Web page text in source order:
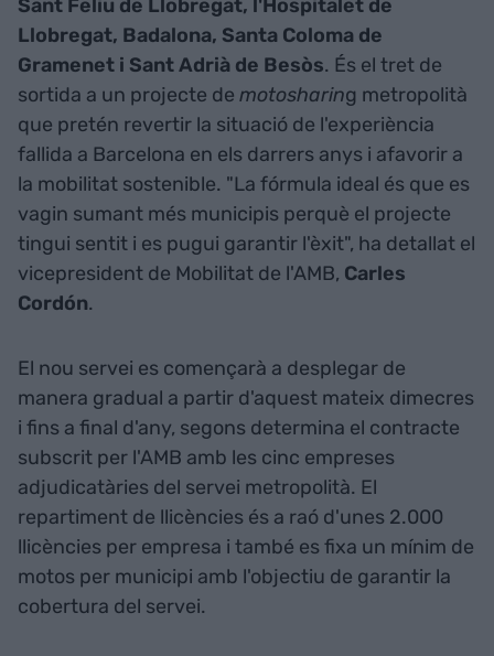
Sant Feliu de Llobregat, l'Hospitalet de
Llobregat, Badalona, Santa Coloma de
Gramenet i Sant Adrià de Besòs. És el tret de
sortida a un projecte de motosharing metropolità
que pretén revertir la situació de l'experiència
fallida a Barcelona en els darrers anys i afavorir a
la mobilitat sostenible. "La fórmula ideal és que es
vagin sumant més municipis perquè el projecte
tingui sentit i es pugui garantir l'èxit", ha detallat el
vicepresident de Mobilitat de l'AMB, Carles
Cordón.
El nou servei es començarà a desplegar de
manera gradual a partir d'aquest mateix dimecres
i fins a final d'any, segons determina el contracte
subscrit per l'AMB amb les cinc empreses
adjudicatàries del servei metropolità. El
repartiment de llicències és a raó d'unes 2.000
llicències per empresa i també es fixa un mínim de
motos per municipi amb l'objectiu de garantir la
cobertura del servei.